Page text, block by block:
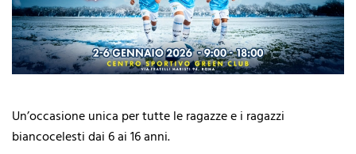
Un’occasione unica per tutte le ragazze e i ragazzi
biancocelesti dai 6 ai 16 anni.